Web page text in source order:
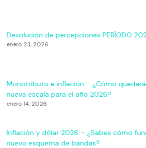
Devolución de percepciones PERÍODO
enero 23, 2026
Monotributo e inflación – ¿Cómo
nueva escala para el año 2026?
enero 14, 2026
Inflación y dólar 2026 – ¿Sabes cómo
nuevo esquema de bandas?